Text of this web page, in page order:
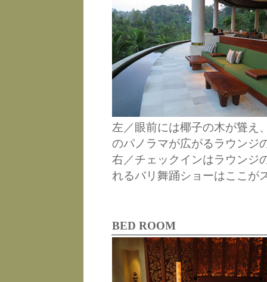
左／眼前には椰子の木が聳え
のパノラマが広がるラウンジ
右／チェックインはラウンジ
れるバリ舞踊ショーはここが
BED ROOM